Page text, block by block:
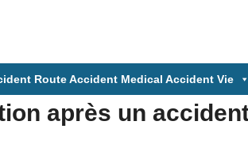
Route Accident Medical Accident Vie
après un